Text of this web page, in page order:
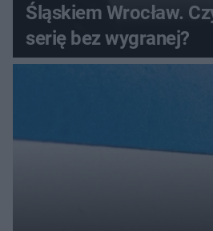
Śląskiem Wrocław.
serię bez wygranej?